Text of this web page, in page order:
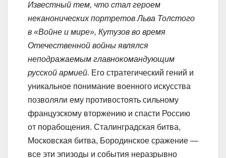
Известный тем, что стал героем
неканонических портретов Льва Толстого
в «Войне и мире», Кутузов во время
Отечественной войны являлся
неподражаемым главнокомандующим
русской армией. Его стратегический гений и
уникальное понимание военного искусства
позволяли ему противостоять сильному
французскому вторжению и спасти Россию
от порабощения. Сталинградская битва,
Московская битва, Бородинское сражение —
все эти эпизоды и события неразрывно